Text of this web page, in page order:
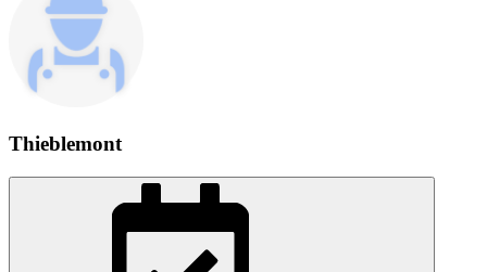
Thieblemont